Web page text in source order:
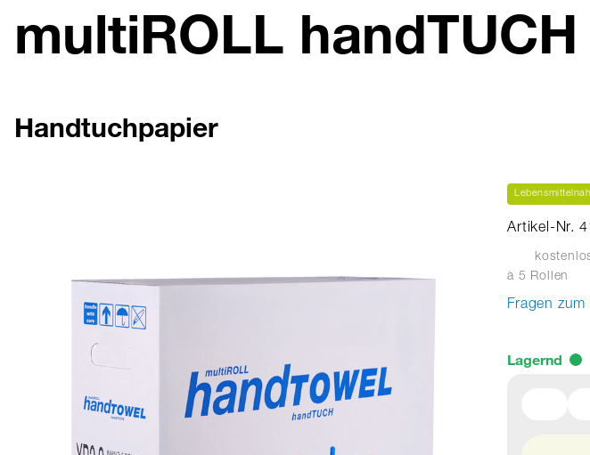
multiROLL handTUCH
Handtuchpapier
Artikel-Nr.
à 5 Rollen
Fragen
Lagernd